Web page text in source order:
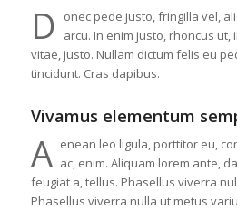
D
onec pede justo, fringilla vel,
arcu. In enim justo, rhoncus
vitae, justo. Nullam dictum felis eu
tincidunt. Cras dapibus.
Vivamus elementum
A enean leo ligula, porttitor eu,
ac, enim. Aliquam lorem ante,
feugiat a, tellus. Phasellus viverra
Phasellus viverra nulla ut metus